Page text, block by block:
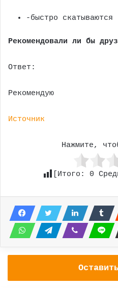
-быстро скатываются
Рекомендовали ли бы
Ответ:
Рекомендую
Источник
Нажмите,
[Итого: 0